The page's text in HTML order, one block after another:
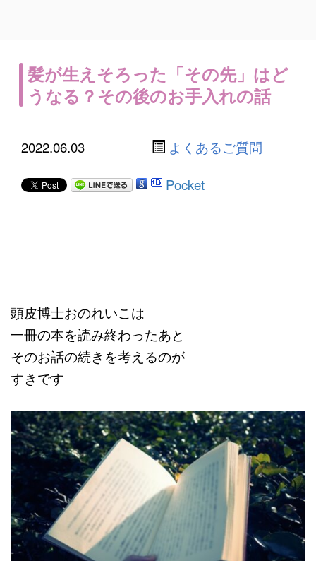
髪が生えそろった「その先」はど
うなる？その後のお手入れの話
2022.06.03 よくあるご質問
Pocket
頭皮博士おのれいこは
一冊の本を読み終わったあと
そのお話の続きを考えるのが
すきです